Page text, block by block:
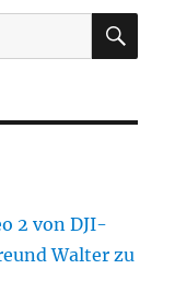
2 von DJI-
Walter zu